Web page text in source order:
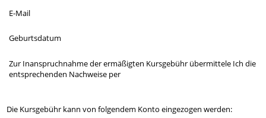
E-Mail
Geburtsdatum
Zur Inanspruchnahme der ermäßigten Kursgebühr übermittele Ich die
entsprechenden Nachweise per
Die Kursgebühr kann von folgendem Konto eingezogen werden: